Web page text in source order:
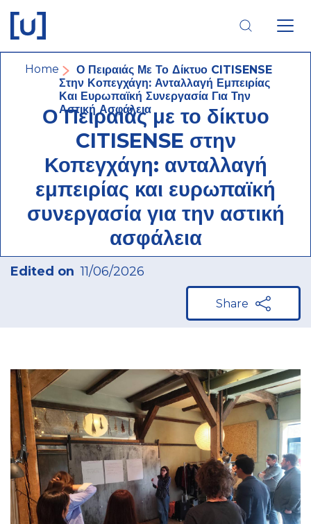
main
navigation
main
content
footer
navigation
Breadcrumb
Home
Ο Πειραιάς Με Το Δίκτυο CITISENSE
Στην Κοπεγχάγη: Ανταλλαγή Εμπειρίας
Και Ευρωπαϊκή Συνεργασία Για Την
Αστική Ασφάλεια
Ο Πειραιάς με το δίκτυο
CITISENSE στην
Κοπεγχάγη: ανταλλαγή
εμπειρίας και ευρωπαϊκή
συνεργασία για την αστική
ασφάλεια
Edited on 11/06/2026
Share